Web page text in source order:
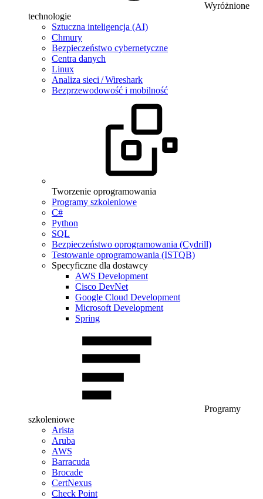
Wyróżnione
technologie
Sztuczna inteligencja (AI)
Chmury
Bezpieczeństwo cybernetyczne
Centra danych
Linux
Analiza sieci / Wireshark
Bezprzewodowość i mobilność
Tworzenie oprogramowania
Programy szkoleniowe
C#
Python
SQL
Bezpieczeństwo oprogramowania (Cydrill)
Testowanie oprogramowania (ISTQB)
Specyficzne dla dostawcy
AWS Development
Cisco DevNet
Google Cloud Development
Microsoft Development
Spring
Programy
szkoleniowe
Arista
Aruba
AWS
Barracuda
Brocade
CertNexus
Check Point